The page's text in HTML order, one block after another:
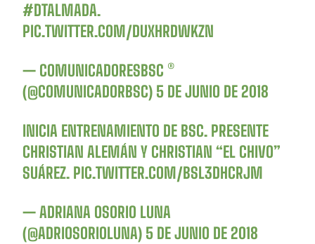
#DTALMADA.
PIC.TWITTER.COM/DUXHRDWKZN
— COMUNICADORESBSC ®
(@COMUNICADORBSC) 5 DE JUNIO DE 2018
INICIA ENTRENAMIENTO DE BSC. PRESENTE
CHRISTIAN ALEMÁN Y CHRISTIAN “EL CHIVO”
SUÁREZ. PIC.TWITTER.COM/BSL3DHCRJM
— ADRIANA OSORIO LUNA
(@ADRIOSORIOLUNA) 5 DE JUNIO DE 2018